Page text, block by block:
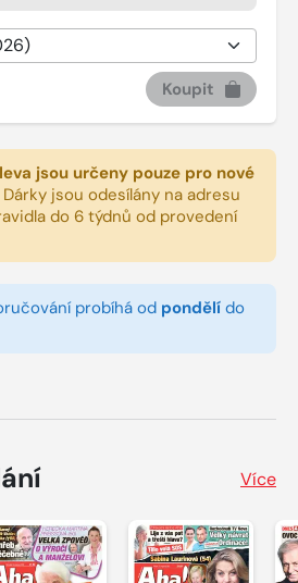
Koupit
jsou určeny pouze pro nové
Dárky jsou odesílány na adresu
do 6 týdnů od provedení
probíhá od pondělí do
Více